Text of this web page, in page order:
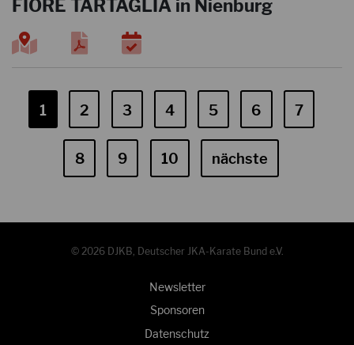
FIORE TARTAGLIA in Nienburg
1 2 3 4 5 6 7
8 9 10 nächste
© 2026 DJKB, Deutscher JKA-Karate Bund e.V.
Newsletter
Sponsoren
Datenschutz